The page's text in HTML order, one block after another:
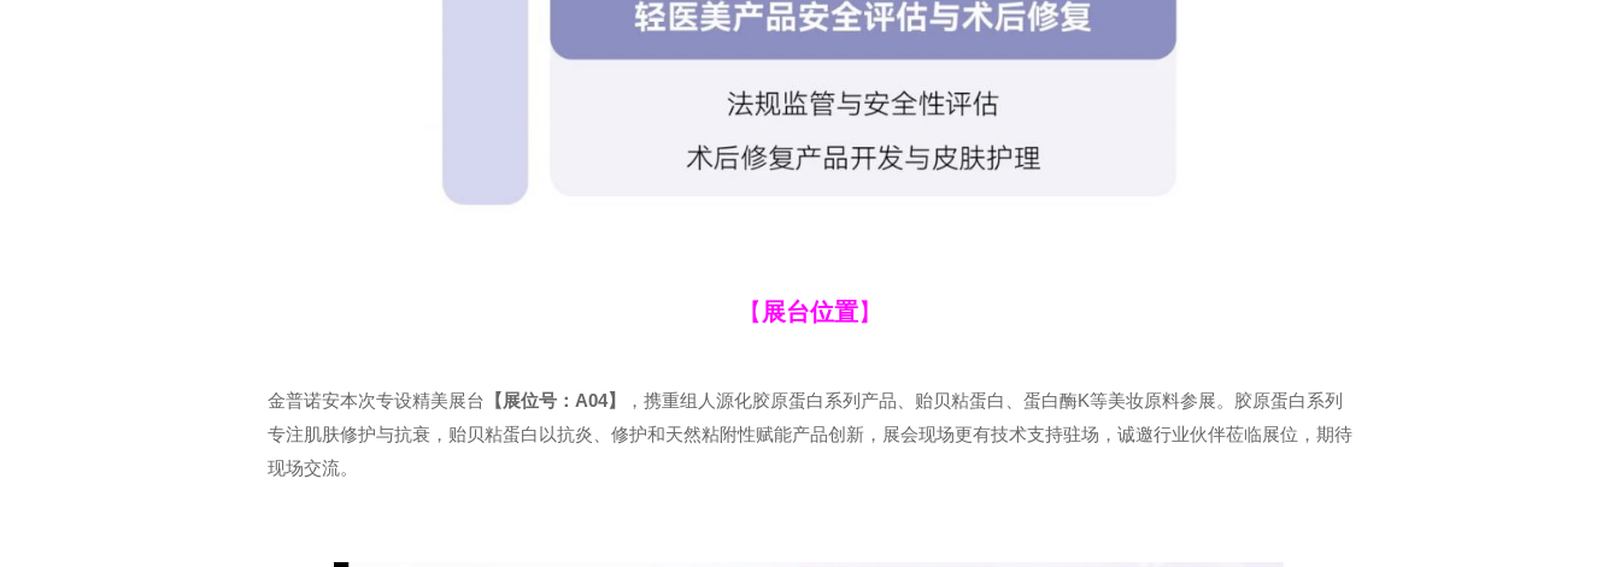
【 展台位置】
金普诺安本次专设精美展台 【展位号：A04】
，携重组人源化胶原蛋白系列产品、贻贝粘蛋白、蛋白酶K等美妆原料参展。胶原蛋白系列
专注肌肤修护与抗衰，贻贝粘蛋白以抗炎、修护和天然粘附性赋能产品创新，展会现场更有技术支持驻场，诚邀行业伙伴莅临展位，期待
现场交流。